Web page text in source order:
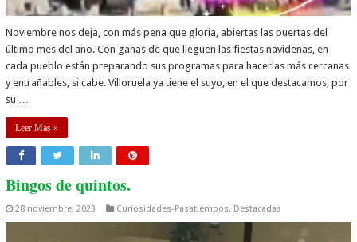
Noviembre nos deja, con más pena que gloria, abiertas las puertas del
último mes del año. Con ganas de que lleguen las fiestas navideñas, en
cada pueblo están preparando sus programas para hacerlas más cercanas
y entrañables, si cabe. Villoruela ya tiene el suyo, en el que destacamos, por
su …
Leer Mas »
Bingos de quintos.
28 noviembre, 2023 Curiosidades-Pasatiempos, Destacadas